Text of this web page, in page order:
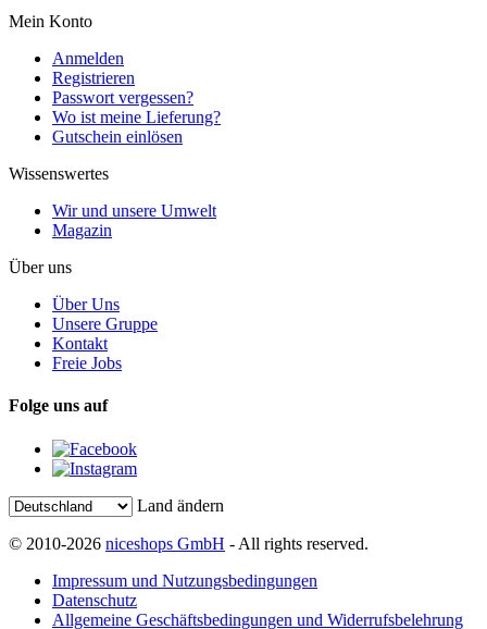
Mein Konto
Anmelden
Registrieren
Passwort vergessen?
Wo ist meine Lieferung?
Gutschein einlösen
Wissenswertes
Wir und unsere Umwelt
Magazin
Über uns
Über Uns
Unsere Gruppe
Kontakt
Freie Jobs
Folge uns auf
Land ändern
© 2010-2026 niceshops GmbH - All rights reserved.
Impressum und Nutzungsbedingungen
Datenschutz
Allgemeine Geschäftsbedingungen und Widerrufsbelehrung